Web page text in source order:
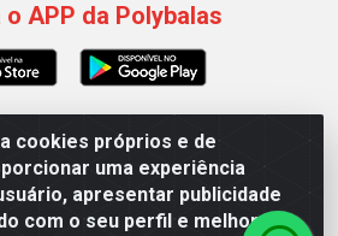
cookies próprios e de
uma experiência
apresentar publicidade
com o seu perfil e melhorar a
o APP da Polybalas
Miguel de Souza, 173 Galpão B -
Pessoa/PB - CEP 58.075-075 - CNPJ
0002-61